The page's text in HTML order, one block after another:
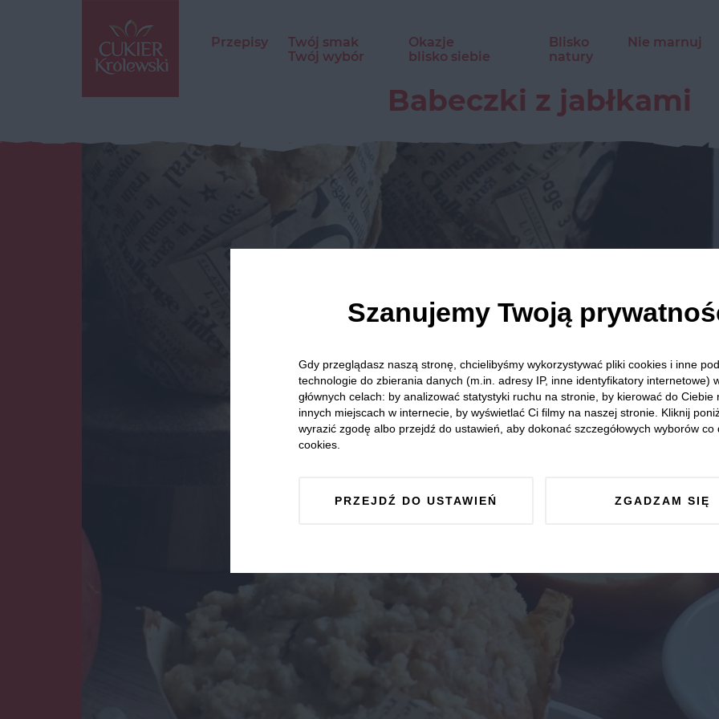
Przepisy
Twój smak
Twój wybór
Okazje
blisko siebie
Blisko
natury
Nie marnuj
Babeczki z jabłkami
Szanujemy Twoją
Gdy przeglądasz naszą stronę, chcielibyśmy wykorzystywać pliki cookies i inne
technologie do zbierania danych (m.in. adresy IP, inne identyfikatory internetowe)
głównych celach: by analizować statystyki ruchu na stronie, by kierować do Ciebie
innych miejscach w internecie, by wyświetlać Ci filmy na naszej stronie. Kliknij
wyrazić zgodę albo przejdź do ustawień, aby dokonać szczegółowych wyborów co
cookies.
PRZEJDŹ DO USTAWIEŃ ZGADZAM SIĘ